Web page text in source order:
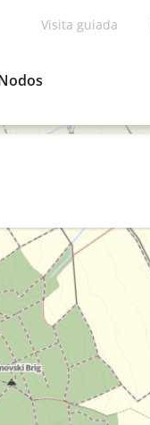
Visita guiada